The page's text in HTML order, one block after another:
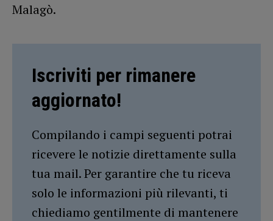
Malagò.
Iscriviti per rimanere
aggiornato!
Compilando i campi seguenti potrai
ricevere le notizie direttamente sulla
tua mail. Per garantire che tu riceva
solo le informazioni più rilevanti, ti
chiediamo gentilmente di mantenere